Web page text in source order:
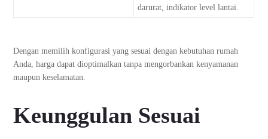
darurat, indikator level lantai.
Dengan memilih konfigurasi yang sesuai dengan kebutuhan rumah
Anda, harga dapat dioptimalkan tanpa mengorbankan kenyamanan
maupun keselamatan.
Keunggulan Sesuai